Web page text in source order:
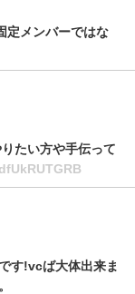
定メンバーではな
たい方や手伝って
す!vcば大体出来ま